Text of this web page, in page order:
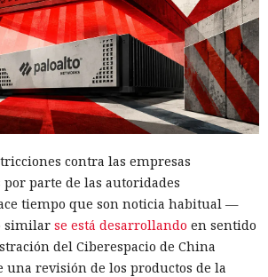
contra las empresas
parte de las autoridades
tiempo que son noticia habitual —
similar se está desarrollando en sentido
del Ciberespacio de China
revisión de los productos de la